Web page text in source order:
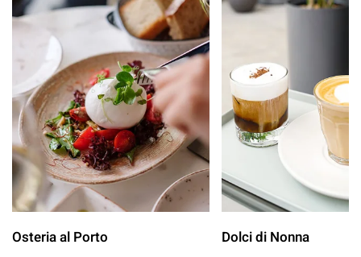
Osteria al Porto Dolci di Nonna